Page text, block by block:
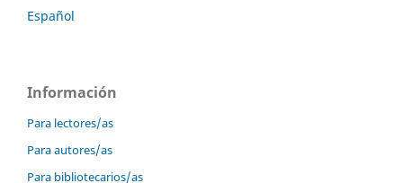
Español
Información
Para lectores/as
Para autores/as
Para bibliotecarios/as